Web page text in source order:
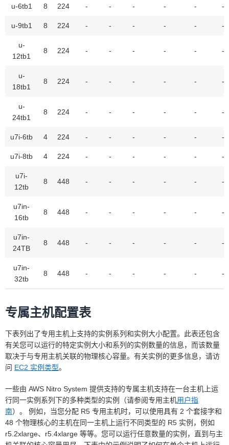
u-6tb1 8 224 - - - - - -
u-9tb1 8 224 - - - - - -
u-
12tb1
8 224 - - - - - -
u-
18tb1
8 224 - - - - - -
u-
24tb1
8 224 - - - - - -
u7i-6tb 4 224 - - - - - -
u7i-8tb 4 224 - - - - - -
u7i-
12tb
8 448 - - - - - -
u7in-
16tb
8 448 - - - - - -
u7in-
24TB
8 448 - - - - - -
u7in-
32tb
8 448 - - - - - -
专属主机配置表
下表列出了专用主机上支持的实例系列和实例大小配置。此表还包含
有关您可以运行的特定实例大小和系列的实例数量的信息，而该数量
取决于与专用主机关联的物理核心容量。有关实例的更多信息，请访
问 EC2 实例类型。
一些由 AWS Nitro System 提供支持的专属主机支持在一台主机上运
行同一实例系列下的多种类型的实例（请参阅专用主机用户指
南）。 例如，当您分配 R5 专用主机时，可以使用具有 2 个套接字和
48 个物理核心的主机在同一主机上运行不同类型的 R5 实例，例如
r5.2xlarge、r5.4xlarge 等等。您可以运行任意数量的实例，直到与主